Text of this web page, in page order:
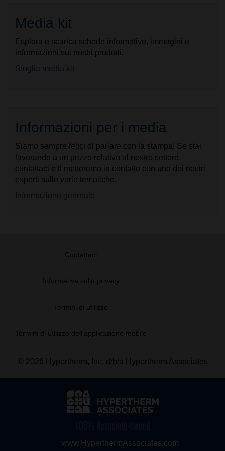
Media kit
Esplora e scarica schede informative, immagini e
informazioni sui nostri prodotti.
Sfoglia media kit
Informazioni per i media
Siamo sempre felici di parlare con la stampa! Se stai
lavorando a un pezzo relativo al nostro settore,
contattaci e ti metteremo in contatto con uno dei nostri
esperti sulle varie tematiche.
Informazione generale
Contattaci
Informativa sulla privacy
Termini di utilizzo
Termini di utilizzo dell’applicazione mobile
© 2026 Hypertherm, Inc. d/b/a Hypertherm Associates
www.HyperthermAssociates.com